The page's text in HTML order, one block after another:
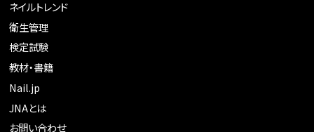
ネイルトレンド
衛生管理
検定試験
教材・書籍
Nail.jp
JNAとは
お問い合わせ